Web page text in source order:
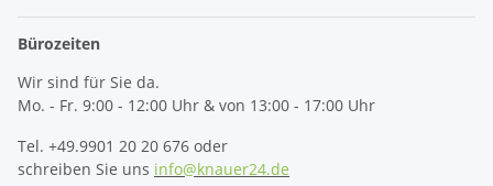
Bürozeiten
Wir sind für Sie da.
Mo. - Fr. 9:00 - 12:00 Uhr & von 13:00 - 17:00 Uhr
Tel. +49.9901 20 20 676 oder
schreiben Sie uns info@knauer24.de